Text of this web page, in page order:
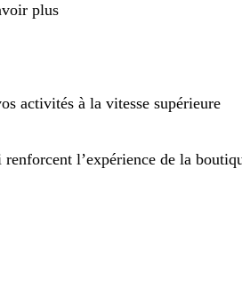
plus
activités à la vitesse supérieure
l’expérience de la